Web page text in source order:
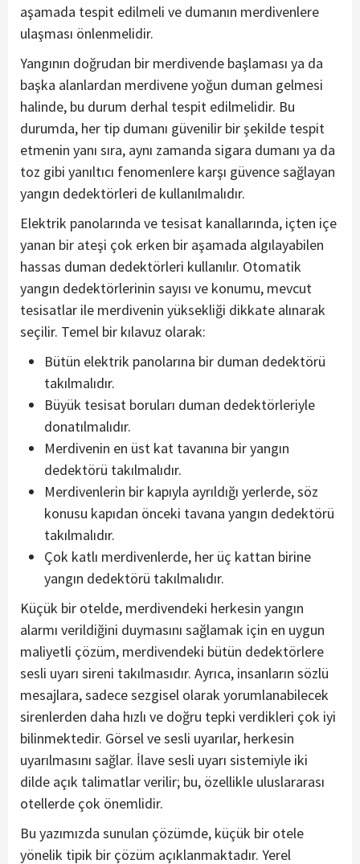
aşamada tespit edilmeli ve dumanın merdivenlere
ulaşması önlenmelidir.
Yangının doğrudan bir merdivende başlaması ya da
başka alanlardan merdivene yoğun duman gelmesi
halinde, bu durum derhal tespit edilmelidir. Bu
durumda, her tip dumanı güvenilir bir şekilde tespit
etmenin yanı sıra, aynı zamanda sigara dumanı ya da
toz gibi yanıltıcı fenomenlere karşı güvence sağlayan
yangın dedektörleri de kullanılmalıdır.
Elektrik panolarında ve tesisat kanallarında, içten içe
yanan bir ateşi çok erken bir aşamada algılayabilen
hassas duman dedektörleri kullanılır. Otomatik
yangın dedektörlerinin sayısı ve konumu, mevcut
tesisatlar ile merdivenin yüksekliği dikkate alınarak
seçilir. Temel bir kılavuz olarak:
Bütün elektrik panolarına bir duman dedektörü
takılmalıdır.
Büyük tesisat boruları duman dedektörleriyle
donatılmalıdır.
Merdivenin en üst kat tavanına bir yangın
dedektörü takılmalıdır.
Merdivenlerin bir kapıyla ayrıldığı yerlerde, söz
konusu kapıdan önceki tavana yangın dedektörü
takılmalıdır.
Çok katlı merdivenlerde, her üç kattan birine
yangın dedektörü takılmalıdır.
Küçük bir otelde, merdivendeki herkesin yangın
alarmı verildiğini duymasını sağlamak için en uygun
maliyetli çözüm, merdivendeki bütün dedektörlere
sesli uyarı sireni takılmasıdır. Ayrıca, insanların sözlü
mesajlara, sadece sezgisel olarak yorumlanabilecek
sirenlerden daha hızlı ve doğru tepki verdikleri çok iyi
bilinmektedir. Görsel ve sesli uyarılar, herkesin
uyarılmasını sağlar. İlave sesli uyarı sistemiyle iki
dilde açık talimatlar verilir; bu, özellikle uluslararası
otellerde çok önemlidir.
Bu yazımızda sunulan çözümde, küçük bir otele
yönelik tipik bir çözüm açıklanmaktadır. Yerel